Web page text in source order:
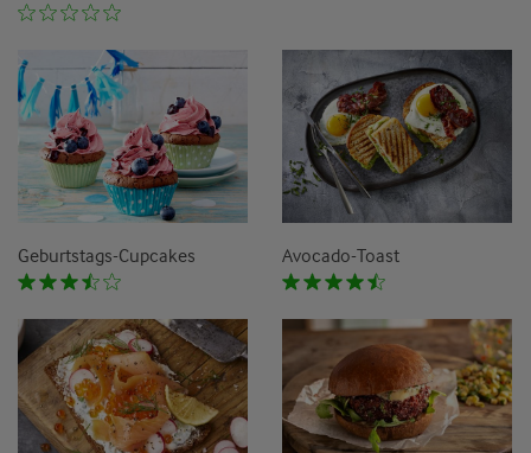
Geburtstags-Cupcakes Avocado-Toast